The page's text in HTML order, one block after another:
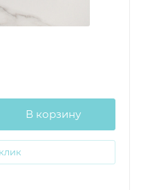
В корзину